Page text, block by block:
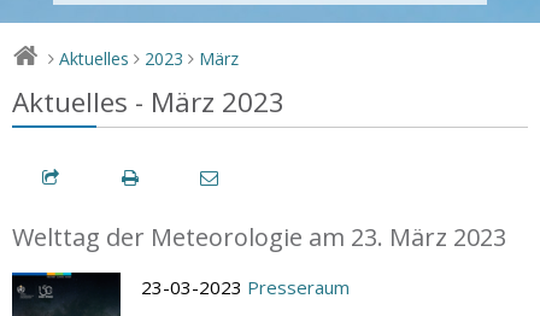
> Aktuelles > 2023 > März
Aktuelles - März 2023
Welttag der Meteorologie am 23. März 2023
23-03-2023 Presseraum